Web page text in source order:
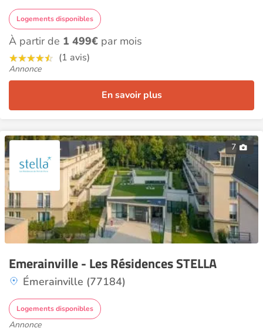
Logements disponibles
À partir de 1 499€ par mois
(1 avis)
Annonce
En savoir plus
7
Emerainville - Les Résidences STELLA
Émerainville (77184)
Logements disponibles
Annonce